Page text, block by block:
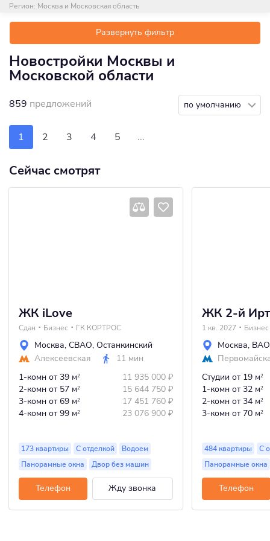
Регион: Москва и Московская область
Развернуть фильтр
Новостройки Москвы и
Московской области
859 предложений по умолчанию
1 2 3 4 5 ...
Сейчас смотрят
ЖК iLove
Сдан Бизнес ГК КОРТРОС
Москва, СВАО, Останкинский
Алексеевская
11 мин
1-комн от 39 м2 11 935 000 ₽
2-комн от 57 м2 15 644 750 ₽
3-комн от 69 м2 17 451 760 ₽
4-комн от 99 м2 23 076 900 ₽
173 квартиры С отделкой
Водоем
Панорамные окна
Двор без машин
Телефон Жду звонка
ЖК 2-й
1 кв. 2027 Бизнес
Москва, ВАО
Студии от 19 м2
1-комн от 32 м2
2-комн от 34 м2
3-комн от 70 м2
484 квартиры
С
Панорамные окна
Телефон